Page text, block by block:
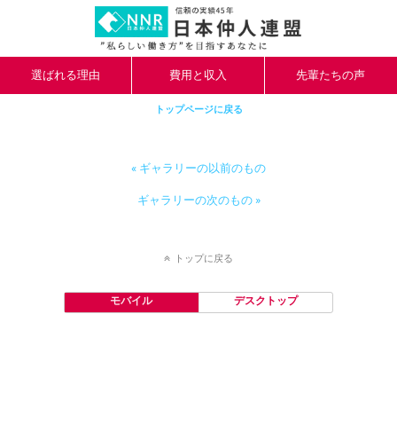
選ばれる理由 費用と収入 先輩たちの声
トップページに戻る
« ギャラリーの以前のもの
ギャラリーの次のもの »
トップに戻る
モバイル デスクトップ